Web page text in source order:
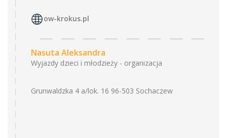
ow-krokus.pl
Nasuta Aleksandra
Wyjazdy dzieci i młodzieży - organizacja
Grunwaldzka 4 a/lok. 16 96-503 Sochaczew